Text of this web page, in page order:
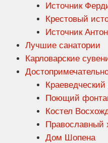
Источник
Крестовый
Источник
Лучшие санатории
Карловарские
Поющий
Костел
Православный
Дом Шопена